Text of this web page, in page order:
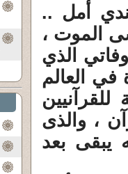
أمل ..
الموت ،
الذي
في العالم
، والذى
يبقى بعد